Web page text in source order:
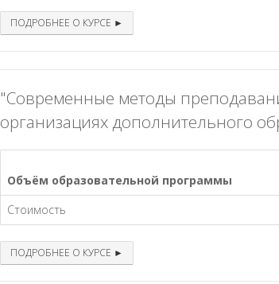
ПОДРОБНЕЕ О КУРСЕ ►
"Современные методы
организациях дополнительного
Объём образовательной программы
Стоимость
ПОДРОБНЕЕ О КУРСЕ ►